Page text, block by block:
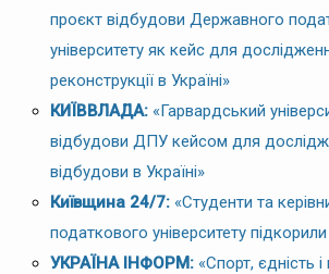
проєкт відбудови Державного
університету як кейс для
реконструкції в Україні»
КИЇВВЛАДА: «Гарвардський
відбудови ДПУ кейсом для
відбудови в Україні»
Київщина 24/7: «Студенти та
податкового університету
УКРАЇНА ІНФОРМ: «Спорт, єдність